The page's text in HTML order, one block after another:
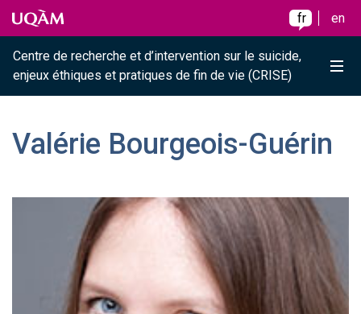
Raccourci vers le contenu
Raccourci vers le menu principal
Raccourci vers la recherche
Skip to main content
Skip to main menu
Skip to search
fr en
Centre de recherche et d’intervention sur le suicide,
enjeux éthiques et pratiques de fin de vie (CRISE)
Valérie Bourgeois-Guérin